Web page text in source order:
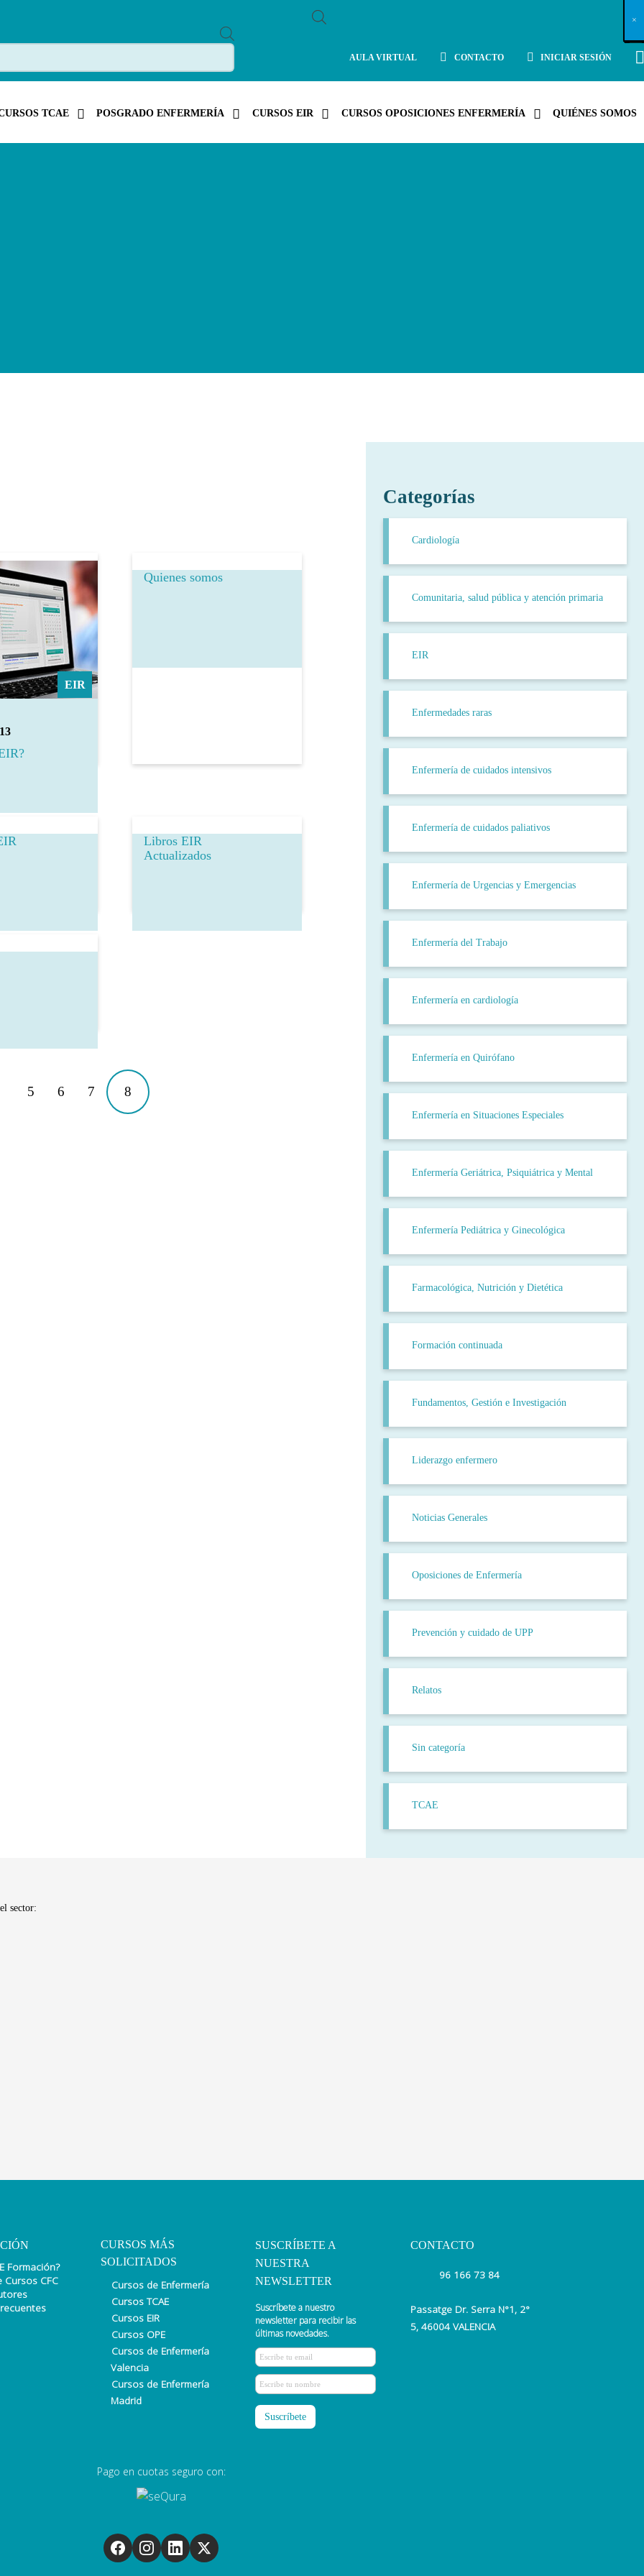
R
D
S
A
AULA VIRTUAL CONTACTO INICIAR SESIÓN
TCAE POSGRADO ENFERMERÍA CURSOS EIR CURSOS OPOSICIONES ENFERMERÍA QUIÉNES SOMOS
EIR
Quienes somos
Libros EIR
Actualizados
5 6 7 8
Categorías
Cardiología
Comunitaria, salud pública y atención primaria
EIR
Enfermedades raras
Enfermería de cuidados intensivos
Enfermería de cuidados paliativos
Enfermería de Urgencias y Emergencias
Enfermería del Trabajo
Enfermería en cardiología
Enfermería en Quirófano
Enfermería en Situaciones Especiales
Enfermería Geriátrica, Psiquiátrica y Mental
Enfermería Pediátrica y Ginecológica
Farmacológica, Nutrición y Dietética
Formación continuada
Fundamentos, Gestión e Investigación
Liderazgo enfermero
Noticias Generales
Oposiciones de Enfermería
Prevención y cuidado de UPP
Relatos
Sin categoría
TCAE
sector:
Formación?
CFC
CURSOS MÁS
SOLICITADOS
Cursos de Enfermería
Cursos TCAE
Cursos EIR
Cursos OPE
Cursos de Enfermería
Valencia
Cursos de Enfermería
Madrid
SUSCRÍBETE A
NUESTRA
NEWSLETTER
Suscríbete a nuestro
newsletter para recibir las
últimas novedades.
CONTACTO
96 166 73 84
Passatge Dr. Serra N°1, 2°
5, 46004 VALENCIA
Pago en cuotas seguro con:
X
×
×
×
×
×
×
×
×
×
×
×
×
×
×
×
×
×
×
×
×
×
×
×
×
×
×
×
×
×
×
×
×
×
×
×
×
×
×
×
×
×
×
×
×
×
×
×
×
×
×
×
×
×
×
×
×
×
×
×
×
×
×
×
×
×
×
×
×
×
×
×
×
×
×
×
×
×
×
×
×
×
×
×
×
×
×
×
×
×
×
×
×
×
×
×
×
×
×
×
×
×
×
×
×
×
×
×
×
×
×
×
×
×
×
×
×
×
×
×
×
×
×
×
×
×
×
×
×
×
×
×
×
×
×
×
×
×
×
×
×
×
×
×
×
×
×
×
×
×
×
×
×
×
×
×
×
×
×
×
×
×
×
×
×
×
×
×
×
×
×
×
×
×
×
×
×
×
×
×
×
×
×
×
×
×
×
×
×
×
×
×
×
×
×
×
×
×
×
×
×
×
×
×
×
×
×
×
×
×
×
×
×
×
×
×
×